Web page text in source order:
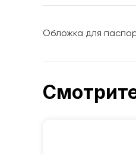
Обложка для